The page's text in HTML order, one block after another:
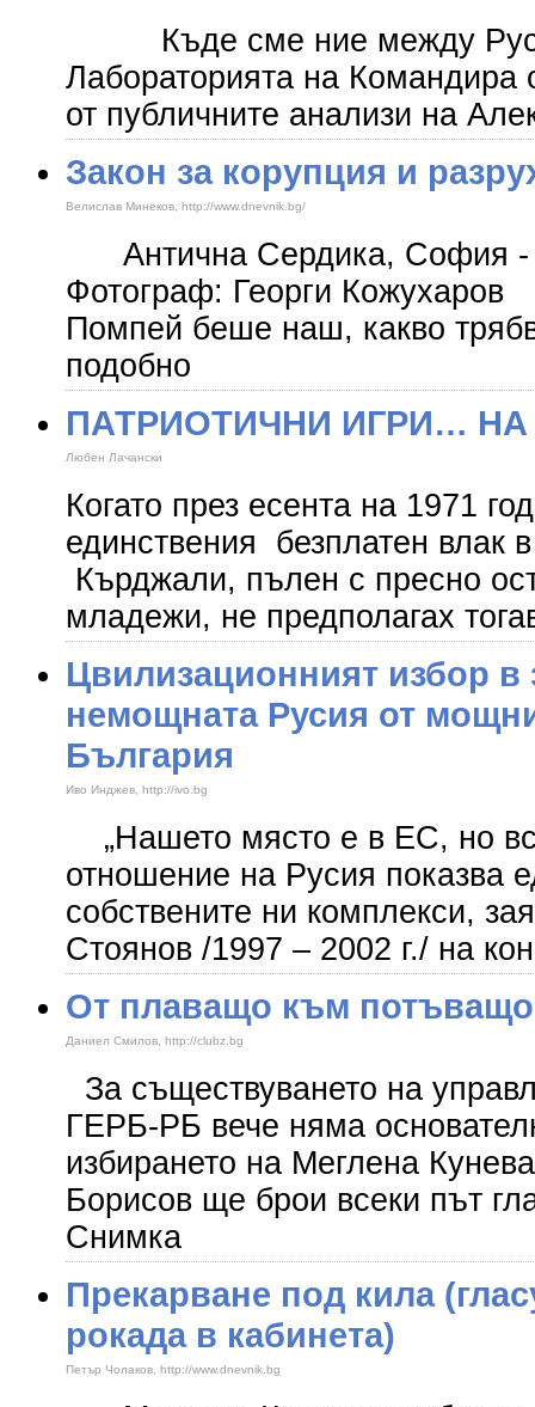
Къде сме ние между
Лабораторията на Командира
от публичните анализи на
Закон за корупция и
Велислав Минеков, http://www.dnevnik.bg/
Антична Сердика, София -
Фотограф: Георги
Помпей беше наш, какво
подобно
ПАТРИОТИЧНИ ИГРИ…
Любен Лачански
Когато през есента на 1971
единствения безплатен влак
Кърджали, пълен с пресно
младежи, не предполагах
Цвилизационният избор в
немощната Русия от
България
Иво Инджев, http://ivo.bg
„Нашето място е в ЕС, но
отношение на Русия показва
собствените ни комплекси,
Стоянов /1997 – 2002 г./ на
От плаващо към
Даниел Смилов, http://clubz.bg
За съществуването на
ГЕРБ-РБ вече няма
избирането на Меглена
Борисов ще брои всеки път
Снимка
Прекарване под кила
рокада в кабинета)
Петър Чолаков, http://www.dnevnik.bg